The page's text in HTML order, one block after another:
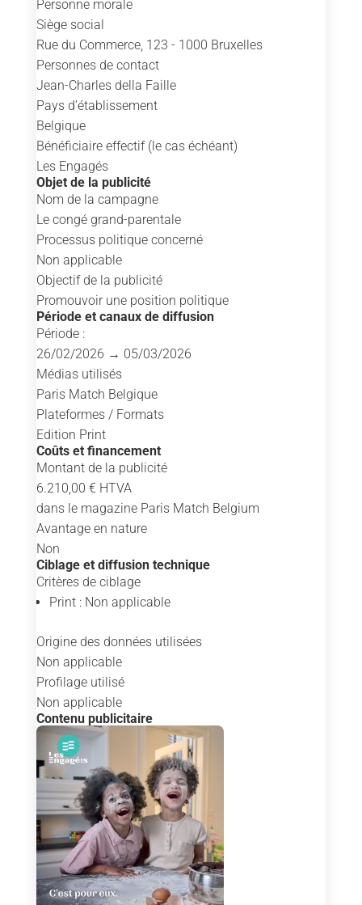
Personne morale
Siège social
Rue du Commerce, 123 - 1000 Bruxelles
Personnes de contact
Jean-Charles della Faille
Pays d’établissement
Belgique
Bénéficiaire effectif (le cas échéant)
Les Engagés
Objet de la publicité
Nom de la campagne
Le congé grand-parentale
Processus politique concerné
Non applicable
Objectif de la publicité
Promouvoir une position politique
Période et canaux de diffusion
Période :
26/02/2026 → 05/03/2026
Médias utilisés
Paris Match Belgique
Plateformes / Formats
Edition Print
Coûts et financement
Montant de la publicité
6.210,00 € HTVA
dans le magazine Paris Match Belgium
Avantage en nature
Non
Ciblage et diffusion technique
Critères de ciblage
Print : Non applicable
Origine des données utilisées
Non applicable
Profilage utilisé
Non applicable
Contenu publicitaire